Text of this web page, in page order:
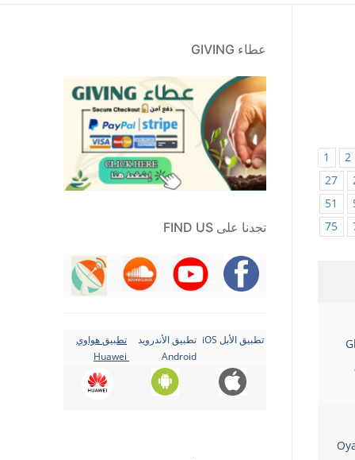
1 2
27
51
75
عطاء GIVING
تجدنا على FIND US
تطبيق الأبل iOS
تطبيق الأندرويد
Android
تطبيق هواوي